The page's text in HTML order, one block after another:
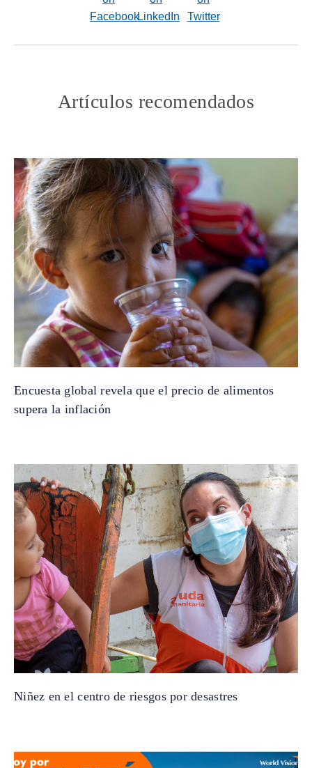
Artículos recomendados
Encuesta global revela que el precio de alimentos
supera la inflación
Niñez en el centro de riesgos por desastres